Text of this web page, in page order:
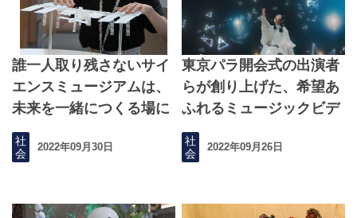
誰一人取り残さないサイ
エンスミュージアムは、
未来を一緒につくる場に
なる
社
会
2022年09月30日
東京パラ開会式の出演者
らが創り上げた、希望あ
ふれるミュージックビデ
オ
社
会
2022年09月26日